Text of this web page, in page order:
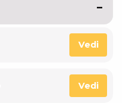
Vedi
Vedi